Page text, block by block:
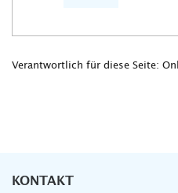
Verantwortlich für diese Seite:
KONTAKT